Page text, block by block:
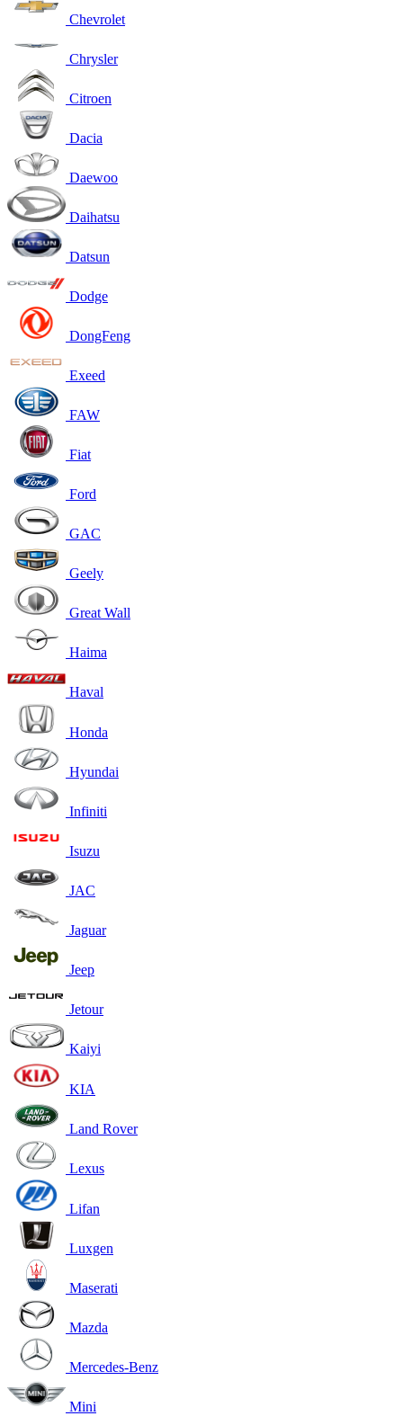
Chevrolet
Chrysler
Citroen
Dacia
Daewoo
Daihatsu
Datsun
Dodge
DongFeng
Exeed
FAW
Fiat
Ford
GAC
Geely
Great Wall
Haima
Haval
Honda
Hyundai
Infiniti
Isuzu
JAC
Jaguar
Jeep
Jetour
Kaiyi
KIA
Land Rover
Lexus
Lifan
Luxgen
Maserati
Mazda
Mercedes-Benz
Mini